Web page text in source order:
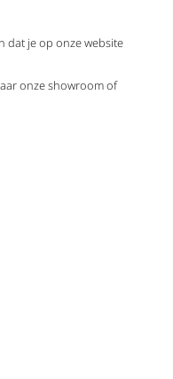
dat je op onze website
onze showroom of